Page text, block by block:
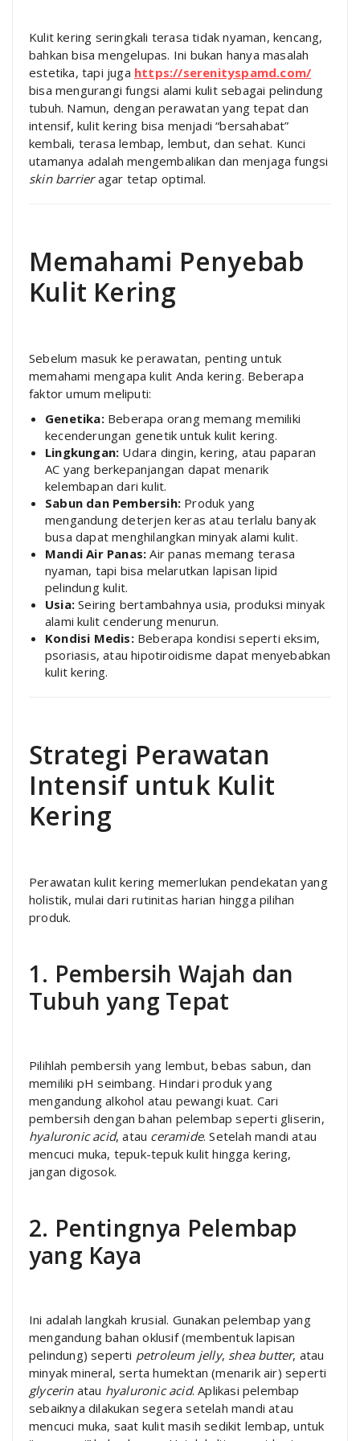
Kulit kering seringkali terasa tidak nyaman, kencang,
bahkan bisa mengelupas. Ini bukan hanya masalah
estetika, tapi juga https://serenityspamd.com/
bisa mengurangi fungsi alami kulit sebagai pelindung
tubuh. Namun, dengan perawatan yang tepat dan
intensif, kulit kering bisa menjadi “bersahabat”
kembali, terasa lembap, lembut, dan sehat. Kunci
utamanya adalah mengembalikan dan menjaga fungsi
skin barrieragar tetap optimal.
Memahami Penyebab
Kulit Kering
Sebelum masuk ke perawatan, penting untuk
memahami mengapa kulit Anda kering. Beberapa
faktor umum meliputi:
Genetika:Beberapa orang memang memiliki
kecenderungan genetik untuk kulit kering.
Lingkungan: Udara dingin, kering, atau paparan
AC yang berkepanjangan dapat menarik
kelembapan dari kulit.
Sabun dan Pembersih: Produk yang
mengandung deterjen keras atau terlalu banyak
busa dapat menghilangkan minyak alami kulit.
Mandi Air Panas: Air panas memang terasa
nyaman, tapi bisa melarutkan lapisan lipid
pelindung kulit.
Usia: Seiring bertambahnya usia, produksi minyak
alami kulit cenderung menurun.
Kondisi Medis:Beberapa kondisi seperti eksim,
psoriasis, atau hipotiroidisme dapat menyebabkan
kulit kering.
Strategi Perawatan
Intensif untuk Kulit
Kering
Perawatan kulit kering memerlukan pendekatan yang
holistik, mulai dari rutinitas harian hingga pilihan
produk.
1. Pembersih Wajah dan
Tubuh yang Tepat
Pilihlah pembersih yang lembut, bebas sabun, dan
memiliki pH seimbang. Hindari produk yang
mengandung alkohol atau pewangi kuat. Cari
pembersih dengan bahan pelembap seperti gliserin,
hyaluronic acid, atau ceramide. Setelah mandi atau
mencuci muka, tepuk-tepuk kulit hingga kering,
jangan digosok.
2. Pentingnya Pelembap
yang Kaya
Ini adalah langkah krusial. Gunakan pelembap yang
mengandung bahan oklusif (membentuk lapisan
pelindung) seperti petroleum jelly, shea butter, atau
minyak mineral, serta humektan (menarik air) seperti
glycerinatau hyaluronic acid. Aplikasi pelembap
sebaiknya dilakukan segera setelah mandi atau
mencuci muka, saat kulit masih sedikit lembap, untuk